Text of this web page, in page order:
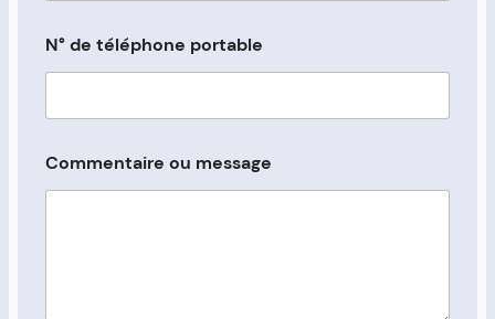
N° de téléphone portable
Commentaire ou message